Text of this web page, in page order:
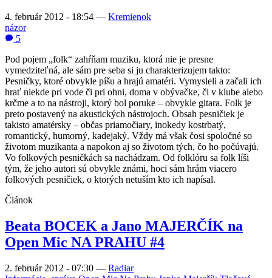
4. február 2012 - 18:54 — Kremienok
názor
5
Pod pojem „folk“ zahŕňam muziku, ktorá nie je presne
vymedziteľná, ale sám pre seba si ju charakterizujem takto:
Pesničky, ktoré obvykle píšu a hrajú amatéri. Vymysleli a začali ich
hrať niekde pri vode či pri ohni, doma v obývačke, či v klube alebo
krčme a to na nástroji, ktorý bol poruke – obvykle gitara. Folk je
preto postavený na akustických nástrojoch. Obsah pesničiek je
takisto amatérsky – občas priamočiary, inokedy kostrbatý,
romantický, humorný, kadejaký. Vždy má však čosi spoločné so
životom muzikanta a napokon aj so životom tých, čo ho počúvajú.
Vo folkových pesničkách sa nachádzam. Od folklóru sa folk líši
tým, že jeho autori sú obvykle známi, hoci sám hrám viacero
folkových pesničiek, o ktorých netuším kto ich napísal.
Článok
Beata BOCEK a Jano MAJERČÍK na
Open Mic NA PRAHU #4
2. február 2012 - 07:30 — Radiar